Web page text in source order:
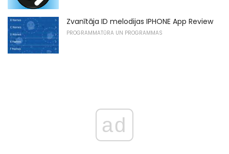
Zvanītāja ID melodijas IPHONE App Review
PROGRAMMATŪRA UN PROGRAMMAS
ad